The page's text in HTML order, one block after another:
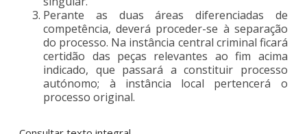
Perante as duas áreas diferenciadas de
competência, deverá proceder-se à separação
do processo. Na instância central criminal ficará
certidão das peças relevantes ao fim acima
indicado, que passará a constituir processo
autónomo; à instância local pertencerá o
processo original.